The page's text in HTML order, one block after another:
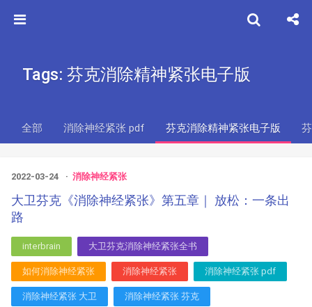
Tags: 芬克消除精神紧张电子版
全部 消除神经紧张 pdf 芬克消除精神紧张电子版
2022-03-24 消除神经紧张
大卫芬克《消除神经紧张》第五章｜ 放松：一条出
路
interbrain 大卫芬克消除神经紧张全书
如何消除神经紧张 消除神经紧张 消除神经紧张 pdf
消除神经紧张 大卫 消除神经紧张 芬克